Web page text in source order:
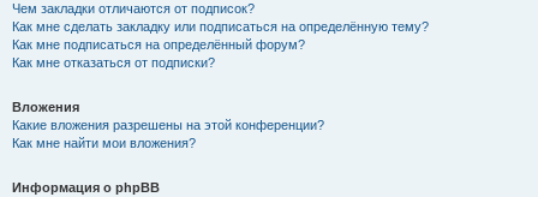
Чем закладки отличаются от подписок?
Как мне сделать закладку или подписаться на определённую тему?
Как мне подписаться на определённый форум?
Как мне отказаться от подписки?
Вложения
Какие вложения разрешены на этой конференции?
Как мне найти мои вложения?
Информация о phpBB